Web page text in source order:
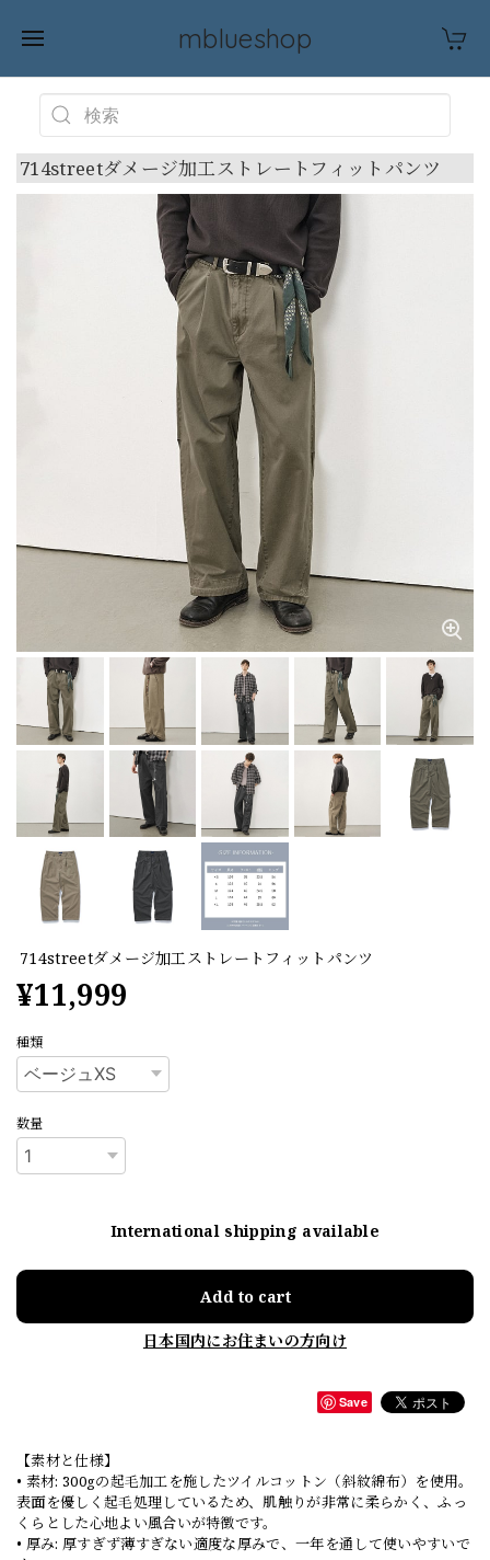
mblueshop
714streetダメージ加工ストレートフィットパンツ
714streetダメージ加工ストレートフィットパンツ
¥11,999
種類
数量
International shipping available
Add to cart
日本国内にお住まいの方向け
Save
【素材と仕様】​​
• 素材​​: ​​300gの起毛加工を施したツイルコットン​​（斜紋綿布）を使用。
表面を優しく起毛処理しているため、​​肌触りが非常に柔らかく、ふっ
くらとした心地よい風合い​​が特徴です。
• 厚み​​: 厚すぎず薄すぎない​​適度な厚み​​で、一年を通して使いやすいで